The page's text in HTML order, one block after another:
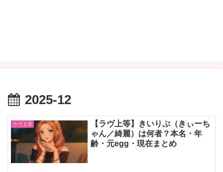
2025-12
ラヴ上等
【ラヴ上等】きいりぷ（きぃーち
ゃん／綺麗）は何者？本名・年
齢・元egg・現在まとめ